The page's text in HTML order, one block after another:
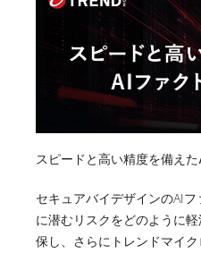
スピードと高い精度を備え
セキュアバイデザインのAI
に潜むリスクをどのように
保し、さらにトレンドマイ